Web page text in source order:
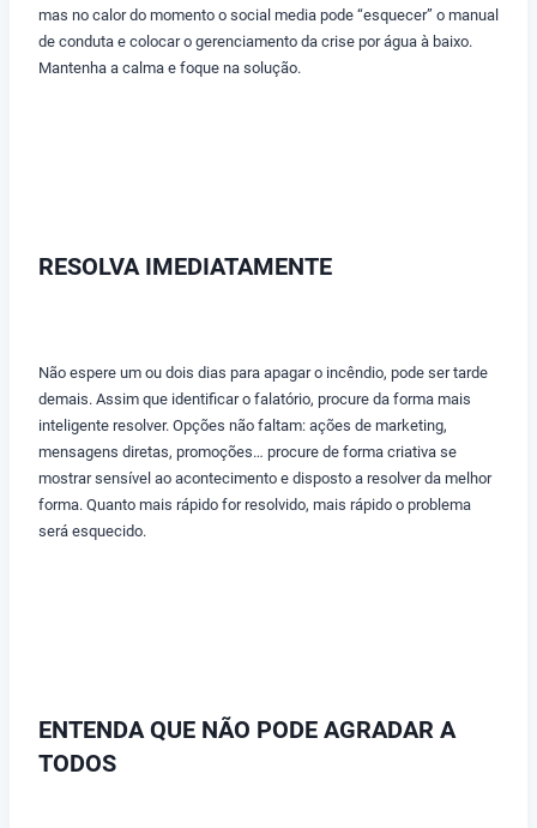
mas no calor do momento o social media pode “esquecer” o manual
de conduta e colocar o gerenciamento da crise por água à baixo.
Mantenha a calma e foque na solução.
RESOLVA IMEDIATAMENTE
Não espere um ou dois dias para apagar o incêndio, pode ser tarde
demais. Assim que identificar o falatório, procure da forma mais
inteligente resolver. Opções não faltam: ações de marketing,
mensagens diretas, promoções… procure de forma criativa se
mostrar sensível ao acontecimento e disposto a resolver da melhor
forma. Quanto mais rápido for resolvido, mais rápido o problema
será esquecido.
ENTENDA QUE NÃO PODE AGRADAR A
TODOS